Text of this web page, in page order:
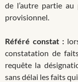
de l’autre partie au
provisionnel.
Référé constat :
constatation de
requête la
sans délai les faits